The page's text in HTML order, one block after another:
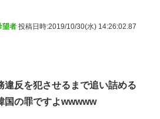
望者 投稿日時:2019/10/30(水) 14:26:02.87
違反を犯させるまで追い詰める
国の罪ですよwwwww